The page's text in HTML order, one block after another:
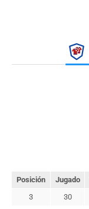
Posición Jugado
3
30